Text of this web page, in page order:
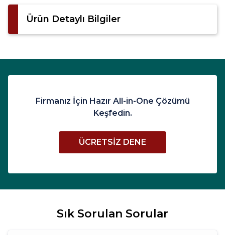
Ürün Detaylı Bilgiler
Firmanız İçin Hazır All-in-One Çözümü
Keşfedin.
ÜCRETSIZ DENE
Sık Sorulan Sorular